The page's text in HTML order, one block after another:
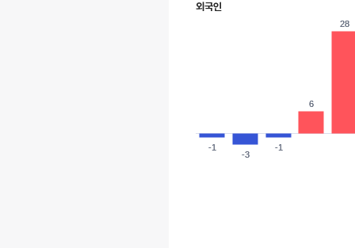
외국인
-1
-1
-3
-3
-1
-1
6
6
28
28